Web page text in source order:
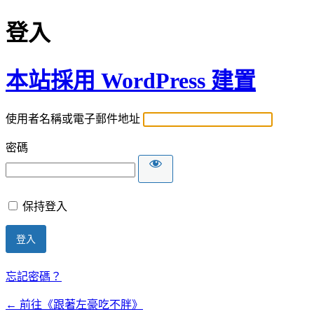
登入
本站採用 WordPress 建置
使用者名稱或電子郵件地址
密碼
保持登入
忘記密碼？
← 前往《跟著左豪吃不胖》